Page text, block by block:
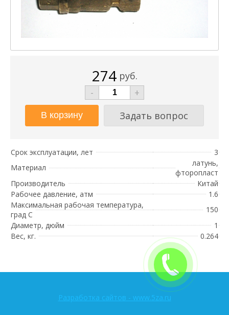
274 руб.
-
+
Задать вопрос
Срок эксплуатации, лет
3
Материал
латунь,
фторопласт
Производитель
Китай
Рабочее давление, атм
1.6
Максимальная рабочая температура,
град С
150
Диаметр, дюйм
1
Вес, кг.
0.264
Разработка сайтов - www.5za.ru